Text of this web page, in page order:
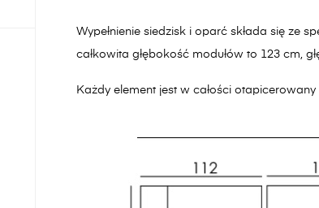
Wypełnienie siedzisk i oparć składa się ze
całkowita głębokość modułów to 123 cm,
Każdy element jest w całości